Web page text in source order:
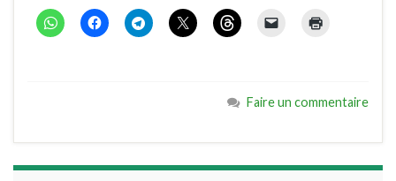
Faire un commentaire